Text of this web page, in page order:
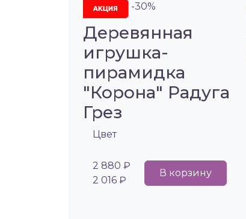
-30%
Деревянная
игрушка-
пирамидка
"Корона" Радуга
Грез
Цвет
2 880 ₽
2 016 ₽
В корзину